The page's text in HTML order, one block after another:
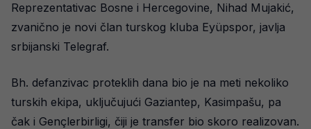
Reprezentativac Bosne i Hercegovine, Nihad Mujakić,
zvanično je novi član turskog kluba Eyüpspor, javlja
srbijanski Telegraf.
Bh. defanzivac proteklih dana bio je na meti nekoliko
turskih ekipa, uključujući Gaziantep, Kasimpašu, pa
čak i Gençlerbirligi, čiji je transfer bio skoro realizovan.